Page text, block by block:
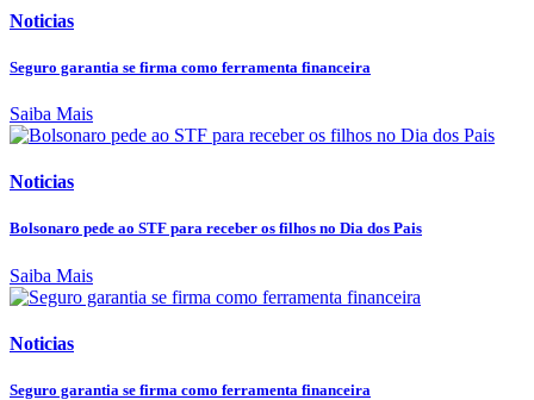
Noticias
Seguro garantia se firma como ferramenta financeira
Saiba Mais
Noticias
Bolsonaro pede ao STF para receber os filhos no Dia dos Pais
Saiba Mais
Noticias
Seguro garantia se firma como ferramenta financeira